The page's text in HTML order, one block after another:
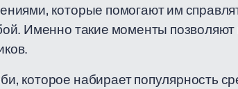
которые помогают им
Именно такие моменты
которое набирает популярность